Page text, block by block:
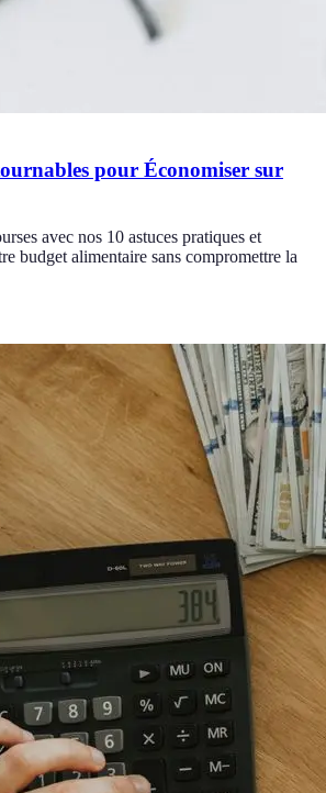
pour Économiser sur
avec nos 10 astuces pratiques et
budget alimentaire sans compromettre la